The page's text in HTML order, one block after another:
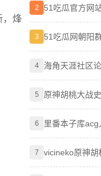
，烽
2
51吃瓜官方网
阳热心群众入
3
51吃瓜网朝阳
吃瓜必吃最新
4 海角天涯社区
5
原神胡桃大战史莱姆
观看地址分享
6
里番本子库acg
绅士acg官方地
7
vicineko原神胡
神大战史莱姆